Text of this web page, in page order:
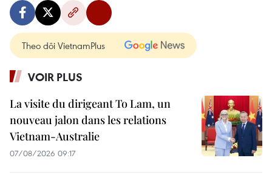
Theo dõi VietnamPlus
VOIR PLUS
La visite du dirigeant To Lam, un
nouveau jalon dans les relations
Vietnam-Australie
07/08/2026 09:17